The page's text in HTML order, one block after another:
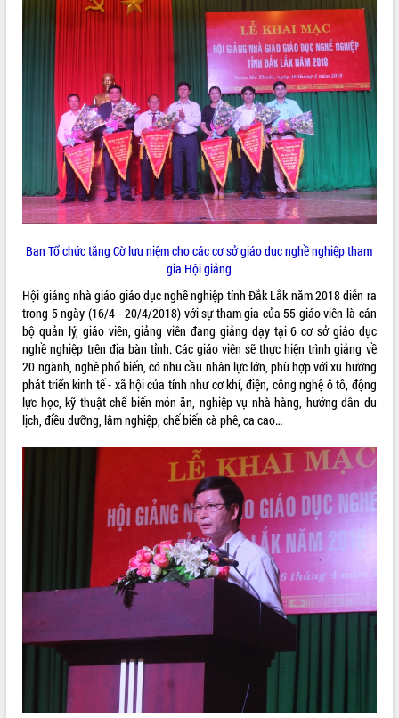
HỆ THỐNG VĂN BẢN
VĂN BẢN HĐND TỈNH
ĐIỂM TIN VĂN BẢN
QUY HOẠCH - KẾ HOẠCH
Không có file video nào để phát.
Ban Tổ chức tặng Cờ lưu niệm cho các cơ sở giáo dục nghề nghiệp tham
gia Hội giảng
Hội giảng nhà giáo giáo dục nghề nghiệp tỉnh Đắk Lắk năm 2018 diễn ra
trong 5 ngày (16/4 - 20/4/2018) với sự tham gia của 55 giáo viên là cán
bộ quản lý, giáo viên, giảng viên đang giảng dạy tại 6 cơ sở giáo dục
nghề nghiệp trên địa bàn tỉnh. Các giáo viên sẽ thực hiện trình giảng về
20 ngành, nghề phổ biến, có nhu cầu nhân lực lớn, phù hợp với xu hướng
phát triển kinh tế - xã hội của tỉnh như cơ khí, điện, công nghệ ô tô, động
lực học, kỹ thuật chế biến món ăn, nghiệp vụ nhà hàng, hướng dẫn du
lịch, điều dưỡng, lâm nghiệp, chế biến cà phê, ca cao…